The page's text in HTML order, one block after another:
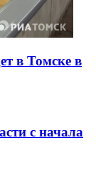
в Томске в
с начала